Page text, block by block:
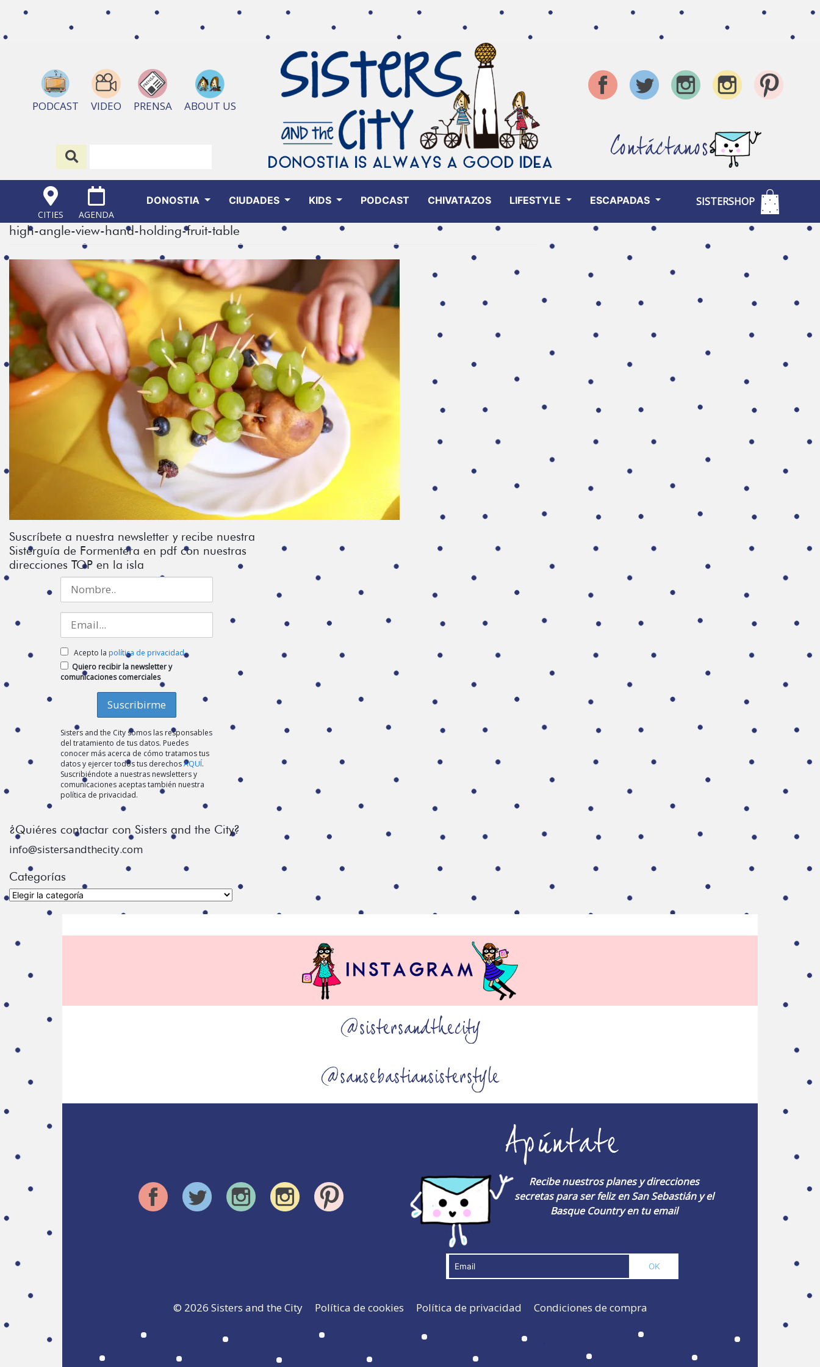
PODCAST VIDEO PRENSA ABOUT US
Contáctanos
CITIES AGENDA
DONOSTIA CIUDADES KIDS PODCAST CHIVATAZOS LIFESTYLE ESCAPADAS SISTERSHOP
high-angle-view-hand-holding-fruit-table
Suscríbete a nuestra newsletter y recibe nuestra
Sisterguía de Formentera en pdf con nuestras
direcciones TOP en la isla
Acepto la política de privacidad
Quiero recibir la newsletter y
comunicaciones comerciales
Sisters and the City somos las responsables
del tratamiento de tus datos. Puedes
conocer más acerca de cómo tratamos tus
datos y ejercer todos tus derechosAQUÍ.
Suscribiéndote a nuestras newsletters y
comunicaciones aceptas también nuestra
política de privacidad.
¿Quiéres contactar con Sisters and the City?
info@sistersandthecity.com
Categorías
Categorías
@sistersandthecity
@sansebastiansisterstyle
Apúntate
Recibe nuestros planes y direcciones
secretas para ser feliz en San Sebastián y el
Basque Country en tu email
© 2026 Sisters and the City Política de cookies Política de privacidad Condiciones de compra